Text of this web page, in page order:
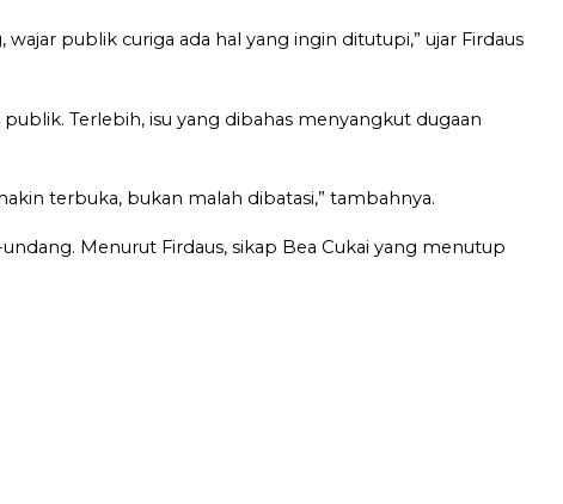
publik curiga ada hal yang ingin ditutupi,” ujar Firdaus
Terlebih, isu yang dibahas menyangkut dugaan
terbuka, bukan malah dibatasi,” tambahnya.
Menurut Firdaus, sikap Bea Cukai yang menutup